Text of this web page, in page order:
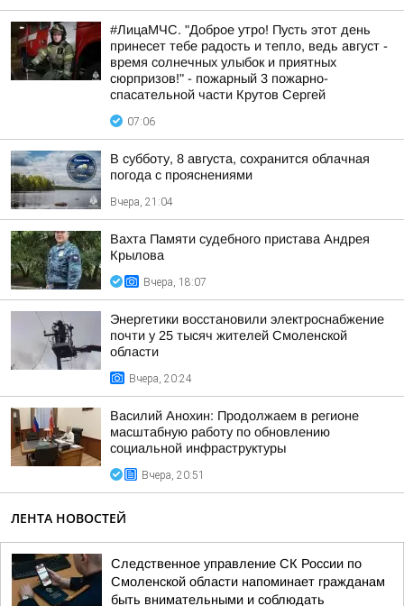
#ЛицаМЧС. "Доброе утро! Пусть этот день
принесет тебе радость и тепло, ведь август -
время солнечных улыбок и приятных
сюрпризов!" - пожарный 3 пожарно-
спасательной части Крутов Сергей
07:06
В субботу, 8 августа, сохранится облачная
погода с прояснениями
Вчера, 21:04
Вахта Памяти судебного пристава Андрея
Крылова
Вчера, 18:07
Энергетики восстановили электроснабжение
почти у 25 тысяч жителей Смоленской
области
Вчера, 20:24
Василий Анохин: Продолжаем в регионе
масштабную работу по обновлению
социальной инфраструктуры
Вчера, 20:51
ЛЕНТА НОВОСТЕЙ
Следственное управление СК России по
Смоленской области напоминает гражданам
быть внимательными и соблюдать